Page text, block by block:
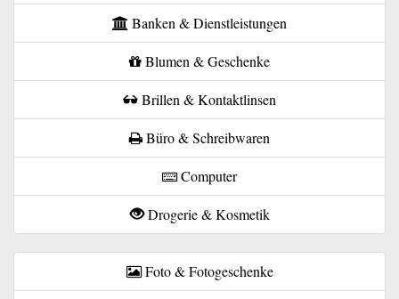
Banken & Dienstleistungen
Blumen & Geschenke
Brillen & Kontaktlinsen
Büro & Schreibwaren
Computer
Drogerie & Kosmetik
Foto & Fotogeschenke